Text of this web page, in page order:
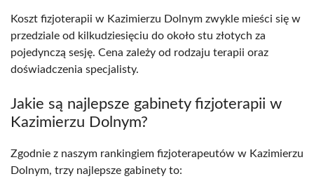
Koszt fizjoterapii w Kazimierzu Dolnym zwykle mieści się w
przedziale od kilkudziesięciu do około stu złotych za
pojedynczą sesję. Cena zależy od rodzaju terapii oraz
doświadczenia specjalisty.
Jakie są najlepsze gabinety fizjoterapii w
Kazimierzu Dolnym?
Zgodnie z naszym rankingiem fizjoterapeutów w Kazimierzu
Dolnym, trzy najlepsze gabinety to: